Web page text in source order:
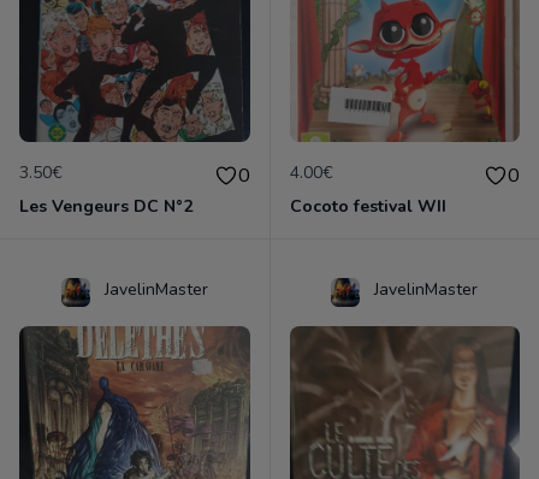
3.50€ 0
Les Vengeurs DC N°2
4.00€ 0
Cocoto festival WII
JavelinMaster JavelinMaster